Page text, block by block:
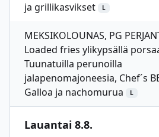
ja grillikasvikset
L
MEKSIKOLOUNAS, PG
Loaded fries ylikypsällä
Tuunatuilla perunoilla
jalapenomajoneesia, Chef´s
Galloa ja nachomurua
L
Lauantai 8.8.